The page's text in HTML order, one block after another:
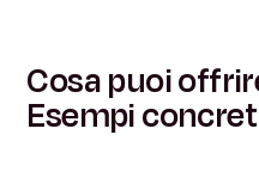
Cosa puoi
Esempi